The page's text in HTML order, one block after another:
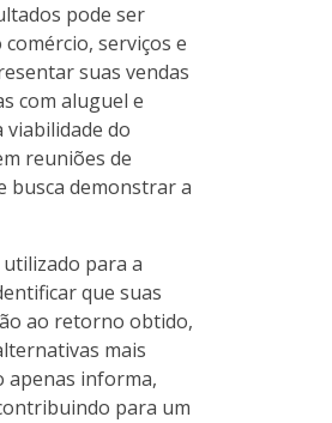
pode ser
serviços e
suas vendas
com aluguel e
do
reuniões de
busca demonstrar a
para a
que suas
ao retorno obtido,
mais
apenas informa,
para um